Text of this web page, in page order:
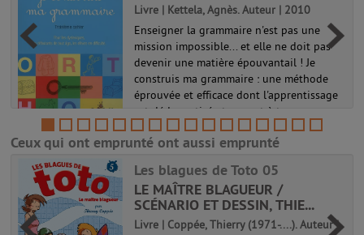
Livre | Kettela, Agnès. Auteur | 2010
Enseigner la grammaire n'est pas une
mission impossible... et elle ne doit pas
devenir une matière épouvantail ! Je
construis ma grammaire : une méthode
éprouvée et efficace dont l'apprentissage
est dédramatisé et permet à tous ce...
Ceux qui ont emprunté ont aussi emprunté
Les blagues de Toto 05
LE MAÎTRE BLAGUEUR /
SCÉNARIO ET DESSIN, THIE...
Livre | Coppée, Thierry (1971-....). Auteur |